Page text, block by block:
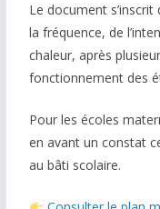
Forum
Le document
la fréquence, de
chaleur, après
fonctionnement des
Pour les écoles
en avant un constat
au bâti scolaire.